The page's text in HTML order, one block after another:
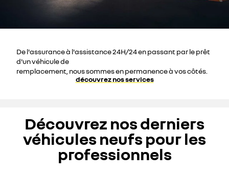
De l'assurance à l'assistance 24H/24 en passant par le prêt
d'un véhicule de
remplacement, nous sommes en permanence à vos côtés.
découvrez nos services
Découvrez nos derniers
véhicules neufs pour les
professionnels